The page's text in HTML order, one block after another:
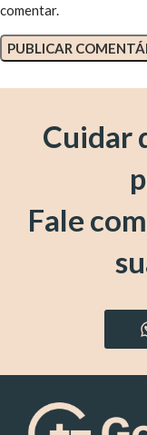
comentar.
Cuidar
Fale